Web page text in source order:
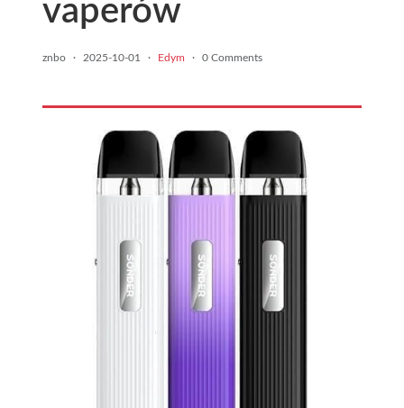
vaperów
znbo · 2025-10-01 · Edym · 0 Comments